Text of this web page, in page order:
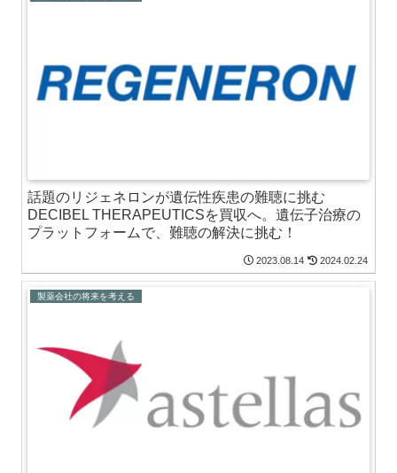
話題のリジェネロンが遺伝性疾患の難聴に挑む
DECIBEL THERAPEUTICSを買収へ。遺伝子治療の
プラットフォームで、難聴の解決に挑む！
2023.08.14 2024.02.24
製薬会社の将来を考える